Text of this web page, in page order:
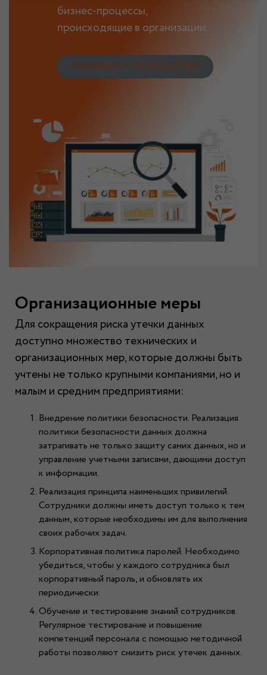
бизнес-процессы,
происходящие в организации.
СВЯЗАТЬСЯ С МЕНЕДЖЕРОМ
Организационные меры
Для сокращения риска утечки данных
доступно множество технических и
организационных мер, которые должны быть
учтены не только крупными компаниями, но и
малым и средним предприятиями:
Внедрение политики безопасности. Реализация
политики безопасности данных должна
затрагивать не только защиту самих данных, но и
управление учетными записями, дающими доступ
к информации.
Реализация принципа наименьших привилегий.
Сотрудники должны иметь доступ только к тем
данным, которые необходимы им для выполнения
своих рабочих задач.
Корпоративная политика паролей. Необходимо
убедиться, чтобы у каждого сотрудника был
корпоративный пароль, и обновлять их
периодически.
Обучение и тестирование знаний сотрудников.
Регулярное тестирование и повышение
компетенций персонала с помощью методичной
работы позволяют снизить риск утечек данных.